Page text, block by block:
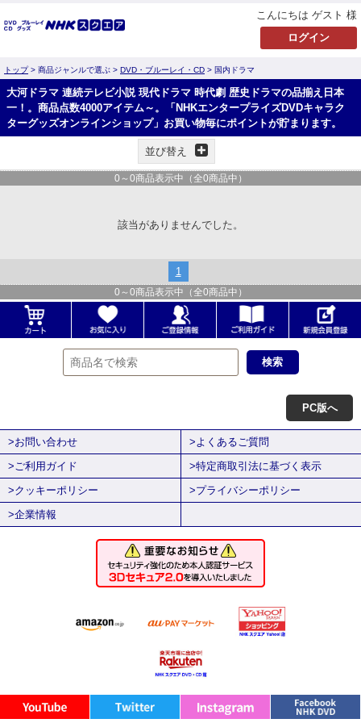
こんにちは ゲスト 様
トップ> 商品ジャンルで選ぶ > DVD・ブルーレイ・CD > 国内ドラマ
大河ドラマ 連続テレビ小説 現代ドラマ 時代劇 歴史ドラマの品揃え日本
一！。商品点数4000アイテム～。「NHKエンタープライズDVDキャラク
ターグッズオンラインショップ」お買い物毎にポイントが貯まります。
並び替え
0 ～ 0商品表示中（全0商品中）
該当がありませんでした。
1
0 ～ 0商品表示中（全0商品中）
PC版へ
>お問い合わせ
>よくあるご質問
>ご利用ガイド
>特定商取引法に基づく表示
>クッキーポリシー
>プライバシーポリシー
>企業情報